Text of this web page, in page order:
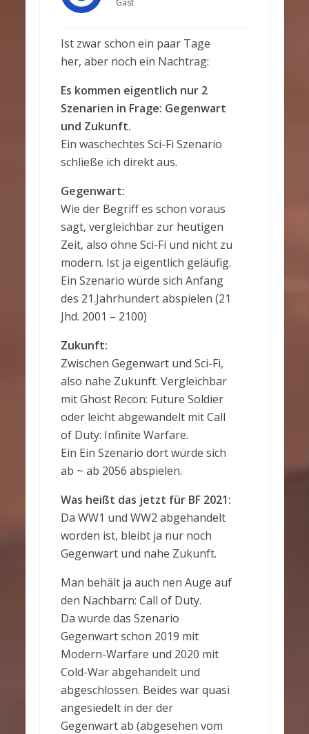
Gast
Ist zwar schon ein paar Tage
her, aber noch ein Nachtrag:
Es kommen eigentlich nur 2
Szenarien in Frage: Gegenwart
und Zukunft.
Ein waschechtes Sci-Fi Szenario
schließe ich direkt aus.
Gegenwart:
Wie der Begriff es schon voraus
sagt, vergleichbar zur heutigen
Zeit, also ohne Sci-Fi und nicht zu
modern. Ist ja eigentlich geläufig.
Ein Szenario würde sich Anfang
des 21.Jahrhundert abspielen (21
Jhd. 2001 – 2100)
Zukunft:
Zwischen Gegenwart und Sci-Fi,
also nahe Zukunft. Vergleichbar
mit Ghost Recon: Future Soldier
oder leicht abgewandelt mit Call
of Duty: Infinite Warfare.
Ein Ein Szenario dort würde sich
ab ~ ab 2056 abspielen.
Was heißt das jetzt für BF 2021:
Da WW1 und WW2 abgehandelt
worden ist, bleibt ja nur noch
Gegenwart und nahe Zukunft.
Man behält ja auch nen Auge auf
den Nachbarn: Call of Duty.
Da wurde das Szenario
Gegenwart schon 2019 mit
Modern-Warfare und 2020 mit
Cold-War abgehandelt und
abgeschlossen. Beides war quasi
angesiedelt in der der
Gegenwart ab (abgesehen vom